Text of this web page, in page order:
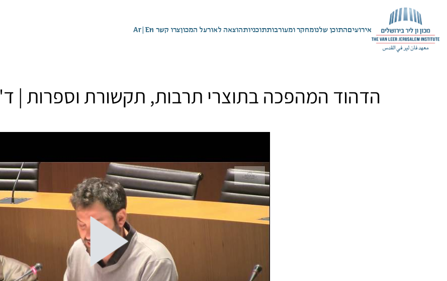
אירועיםהתוכן שלנומחקר ומעורבותתוכניותהוצאה לאורעל המכוןצרו קשר En
|
Ar
הדהוד המהפכה בתוצרי תרבות, תקשורת וספרות |